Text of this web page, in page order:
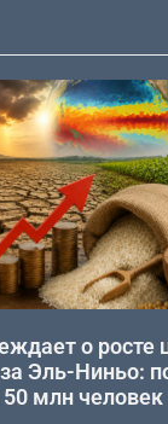
о росте
Эль-Ниньо:
50 млн человек